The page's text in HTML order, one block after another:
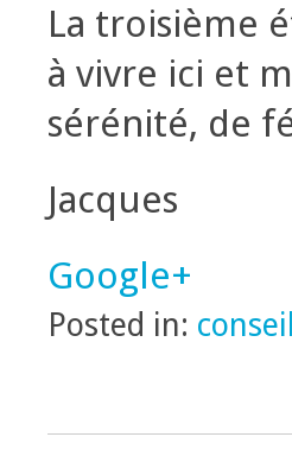
La troisième
à vivre ici et
sérénité, de
Jacques
Google+
Posted in: